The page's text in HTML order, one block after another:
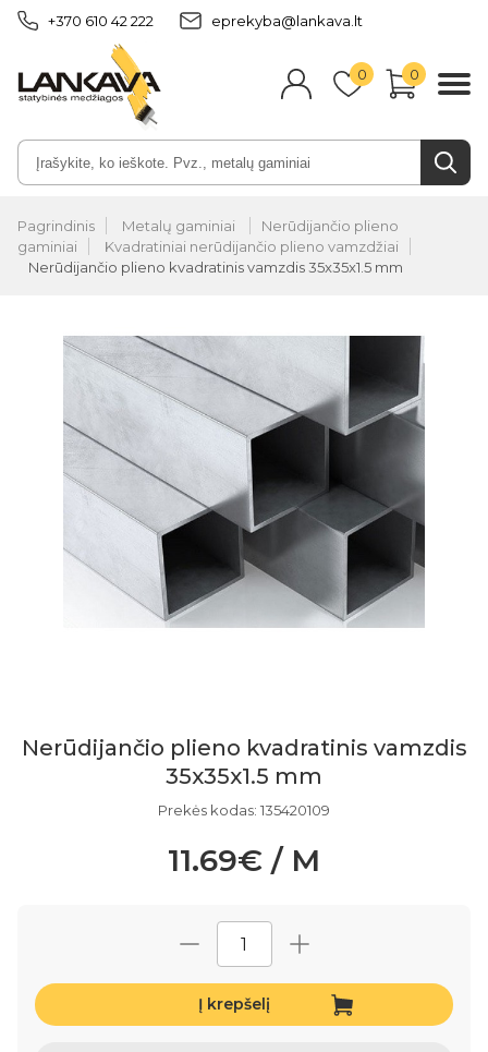
+370 610 42 222 eprekyba@lankava.lt
0 0
Pagrindinis Metalų gaminiai
Nerūdijančio plieno
gaminiai
Kvadratiniai nerūdijančio plieno vamzdžiai
Nerūdijančio plieno kvadratinis vamzdis 35x35x1.5 mm
Nerūdijančio plieno kvadratinis vamzdis
35x35x1.5 mm
Prekės kodas: 135420109
11.69€ / M
Į krepšelį